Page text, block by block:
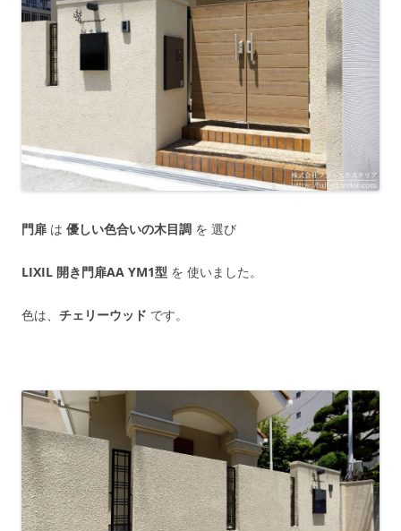
門扉 は 優しい色合いの木目調 を 選び
LIXIL 開き門扉AA YM1型 を 使いました。
色は、 チェリーウッド です。